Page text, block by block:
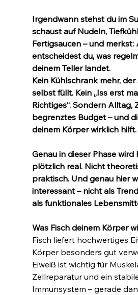
Irgendwann stehst du im
schaust auf Nudeln,
Fertigsaucen – und merkst:
entscheidest du, was
deinem Teller landet.
Kein Kühlschrank mehr,
selbst füllt. Kein „Iss erst
Richtiges“. Sondern Alltag,
begrenztes Budget – und
deinem Körper wirklich hilft.
Genau in dieser Phase wird
plötzlich real. Nicht
praktisch. Und genau hier
interessant – nicht als
als funktionales
Was Fisch deinem Körper
Fisch liefert hochwertiges
Körper besonders gut
Eiweiß ist wichtig für
Zellreparatur und ein
Immunsystem – gerade